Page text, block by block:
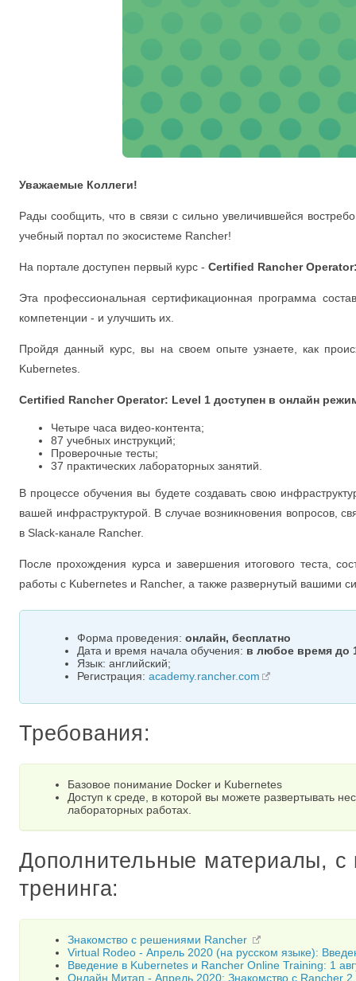
Уважаемые Коллеги!
Рады сообщить, что в связи с сильно увеличившейся
учебный портал по экосистеме Rancher!
На портале доступен первый курс - Certified Rancher
Эта профессиональная сертификационная программа
компетенции - и улучшить их.
Пройдя данный курс, вы на своем опыте узнаете, как
Kubernetes.
Certified Rancher Operator: Level 1 доступен в онлайн
Четыре часа видео-контента;
87 учебных инструкций;
Проверочные тесты;
37 практических лабораторных занятий.
В процессе обучения вы будете создавать свою
вашей инфраструктурой. В случае возникновения вопросов,
в Slack-канале Rancher.
После прохождения курса и завершения итогового теста,
работы с Kubernetes и Rancher, а также развернутый вашими
Форма проведения: онлайн, бесплатно
Дата и время начала обучения: в любое время до
Язык: английский;
Регистрация: academy.rancher.com
Требования:
Базовое понимание Docker и Kubernetes
Доступ к среде, в которой вы можете развертывать
лабораторных работах.
Дополнительные материалы,
тренинга:
Знакомство с решениями Rancher
Virtual Rodeo - Апрель 2020 (на русском языке):
Введение в Kubernetes и Rancher Online Training: 1
Онлайн Митап - Апрель 2020: Знакомство с Rancher